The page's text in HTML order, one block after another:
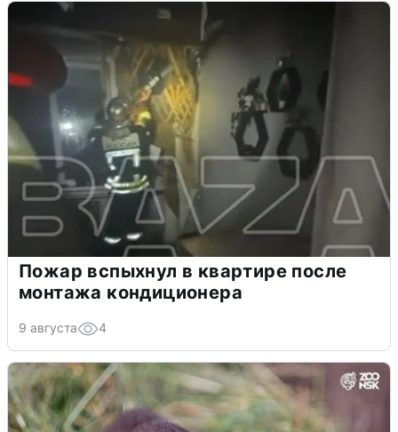
Пожар вспыхнул в квартире после
монтажа кондиционера
9 августа 4